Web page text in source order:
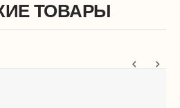
ТОВАРЫ